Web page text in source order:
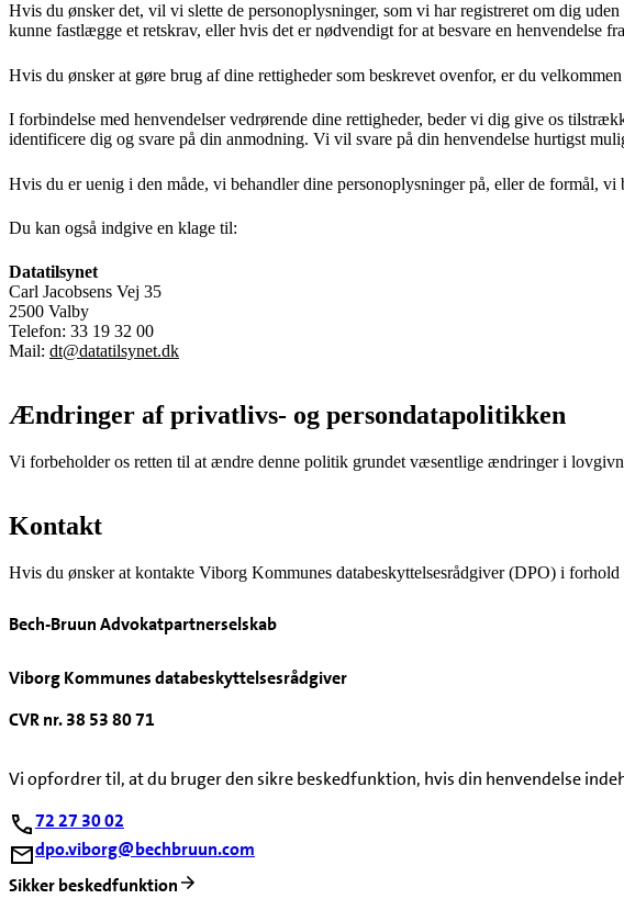
Hvis du ønsker det, vil vi slette de personoplysninger, som vi har registreret om dig
kunne fastlægge et retskrav, eller hvis det er nødvendigt for at besvare en henvendelse
Hvis du ønsker at gøre brug af dine rettigheder som beskrevet ovenfor, er du
I forbindelse med henvendelser vedrørende dine rettigheder, beder vi dig give os
identificere dig og svare på din anmodning. Vi vil svare på din henvendelse hurtigst
Hvis du er uenig i den måde, vi behandler dine personoplysninger på, eller de formål,
Du kan også indgive en klage til:
Datatilsynet
Carl Jacobsens Vej 35
2500 Valby
Telefon: 33 19 32 00
Mail: dt@datatilsynet.dk
Ændringer af privatlivs- og persondatapolitikken
Vi forbeholder os retten til at ændre denne politik grundet væsentlige ændringer i
Kontakt
Hvis du ønsker at kontakte Viborg Kommunes databeskyttelsesrådgiver (DPO) i
Bech-Bruun Advokatpartnerselskab
Viborg Kommunes databeskyttelsesrådgiver
CVR nr. 38 53 80 71
Vi opfordrer til, at du bruger den sikre beskedfunktion, hvis din henvendelse
72 27 30 02
dpo.viborg@bechbruun.com
Sikker beskedfunktion